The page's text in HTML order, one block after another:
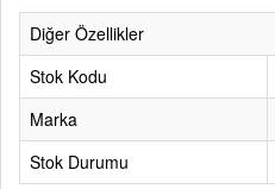
Diğer Özellikler
Stok Kodu
Marka
Stok Durumu